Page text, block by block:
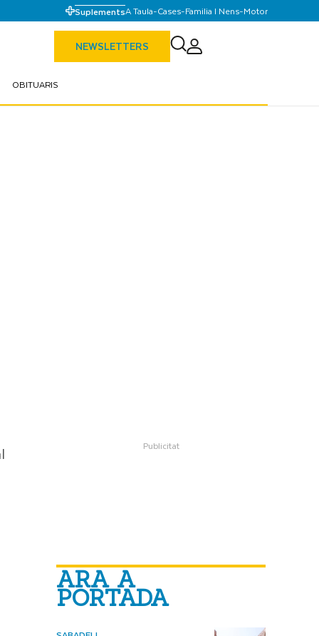
SuplementsA Taula-Cases-Familia I Nens-Motor
NEWSLETTERS
OBITUARIS
ARA A
PORTADA